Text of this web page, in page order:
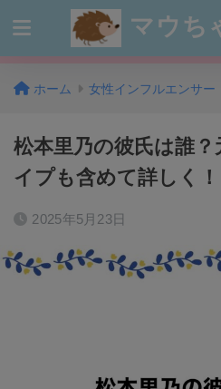
マウち
ホーム 女性インフルエンサー
松本里乃の彼氏は誰
イプも含めて詳しく！
2025年5月23日